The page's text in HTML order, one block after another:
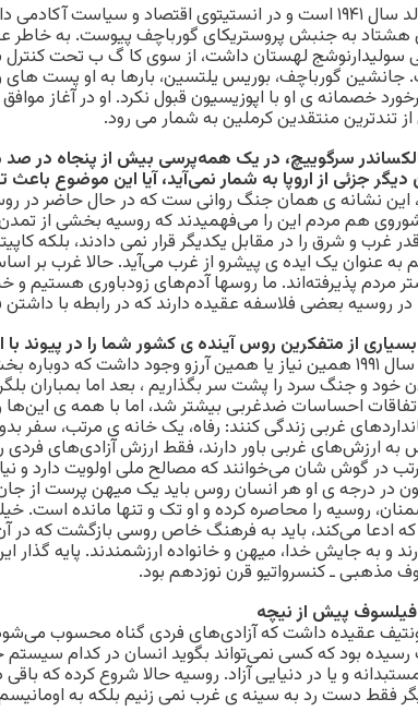
زیپکو متولد سال ۱۹۴۱ است و در انستیتوی اقتصاد و سیاست
به جنبش پروستریکای گورباچف پیوست. به خاطر
لهستان داشت، از سوی کا گ ب تحت کنترل
جانشین گورباچف، بوریس یلتسین، بارها به او پست های
خصمانه ی او با اپوزیسیون قبول نکرد. او در آغاز
از تندترین منتقدین کرملین به شمار می رود.
سرگوییچ، در یک همه‌پرسی بیش از پنجاه در صد
جزئی از اروپا به شمار نمی‌آید، آیا این موضوع
این نشانه ی همان جنگ روانی ست که در حال حاضر در
هم مردم این را می‌فهمیدند که روسیه بخشی از
غرب و شرق را در مقابل یکدیگر قرار نمی دادند، بلکه
به عنوان یک ایده ی پیشرو از غرب می‌آید. حالا غرب بر
مردم پذیرفته‌اند. ما روسها آدم‌های زودباوری هستیم و
روسیه بعضی فلاسفه عقیده دارند که در رابطه با
از متفکرین روس آینده ی کشور شما را در پیوند با
در سال ۱۹۹۱ همین نیاز یا همین آرزو وجود داشت که
خود و جنگ سرد را پشت سر بگذاریم ، بعد اما بمباران
احساسات ضدغربی بیشتر شد، اما با همه ی این‌ها
غربی زندگی کنند: رفاه، یک خانه ی مرتب، سفر
ارزش‌های غربی باور دارند، فقط ارزش آزادی‌های فردی
در گوش شان می‌خوانند که مصالح ملی اولویت دارد و
در درجه ی او هر انسان روس باید یک میهن پرست از جان
روسیه را محاصره کرده و او تک و تنها مانده است.
که ادعا می‌کند، باید به فرهنگ خاص روسی بازگشت که در
و به جایش خدا، میهن و خانواده ارزشمندند. پایه گذار
مذهبی ـ کنسرواتیو قرن نوزدهم بود.
پیش از نیچه
عقیده داشت که آزادی‌های فردی گناه محسوب
بود که کسی نمی‌تواند بگوید انسان در کدام
و یا در دنیایی آزاد. روسیه حالا شروع کرده که
فقط دست رد به سینه ی غرب نمی زنیم بلکه به